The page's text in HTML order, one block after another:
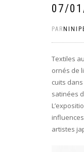
07/
PAR
Textiles
ornés de
cuits
satinées
artistes